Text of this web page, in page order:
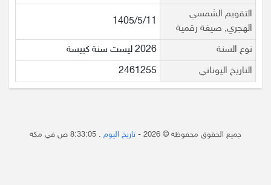
التقويم الشمسي
الهجري, صيغة رقمية
1405/5/11
نوع السنة
2026 ليست سنة كبيسة
التاريخ اليوناني
2461255
جميع الحقوق محفوظة © 2026 - تاريخ اليوم . 8:33:05 ص في مكة